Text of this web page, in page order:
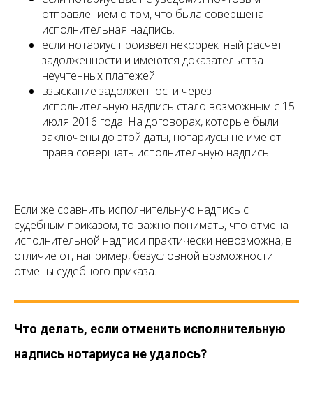
отправлением о том, что была совершена
исполнительная надпись.
если нотариус произвел некорректный расчет
задолженности и имеются доказательства
неучтенных платежей.
взыскание задолженности через
исполнительную надпись стало возможным с 15
июля 2016 года. На договорах, которые были
заключены до этой даты, нотариусы не имеют
права совершать исполнительную надпись.
Если же сравнить исполнительную надпись с
судебным приказом, то важно понимать, что отмена
исполнительной надписи практически невозможна, в
отличие от, например, безусловной возможности
отмены судебного приказа.
Что делать, если отменить исполнительную
надпись нотариуса не удалось?